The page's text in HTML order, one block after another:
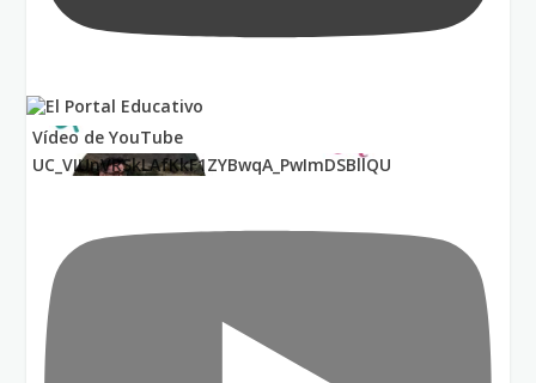
Vídeo de YouTube
UC_VIUnVRSkLAfKkF1ZYBwqA_PwImDSBllQU